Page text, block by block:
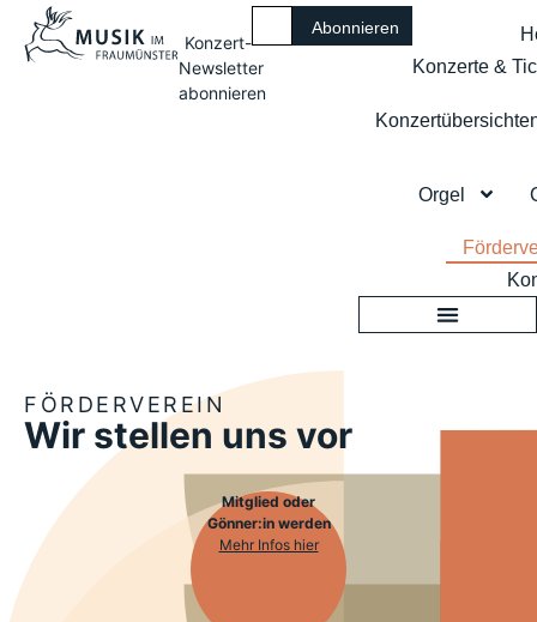
Konzert-
Newsletter
abonnieren
Konzerte &
Orgel
FÖRDERVEREIN
Wir stellen uns vor
Mitglied oder
Gönner:in werden
Mehr Infos hier